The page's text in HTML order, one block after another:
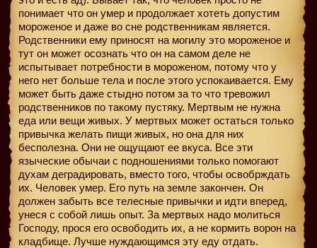
понимает что он умер и продолжает хотеть допустим
мороженое и даже во сне родственникам является.
Родственники ему приносят на могилу это мороженое и
тут он может осознать что он на самом деле не
испытывает потребности в мороженом, потому что у
него нет больше тела и после этого успокаивается. Ему
может быть даже стыдно потом за то что тревожил
родственников по такому пустяку. Мертвым не нужна
еда или вещи живых. У мертвых может остаться только
привычка желать пищи живых, но она для них
бесполезна. Они не ощущают ее вкуса. Все эти
языческие обычаи с подношениями только помогают
духам деградировать, вместо того, чтобы освобрждать
их. Человек умер. Его путь на земле закончен. Он
должен забыть все телесные привычки и идти вперед,
унеся с собой лишь опыт. За мертвых надо молиться
Господу, прося его освободить их, а не кормить ворон на
кладбище. Лучше нуждающимся эту еду отдать.